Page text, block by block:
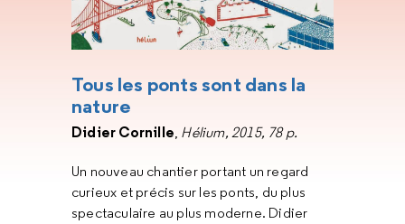
Tous les ponts sont dans la
nature
Didier Cornille, Hélium, 2015, 78 p.
Un nouveau chantier portant un regard
curieux et précis sur les ponts, du plus
spectaculaire au plus moderne. Didier